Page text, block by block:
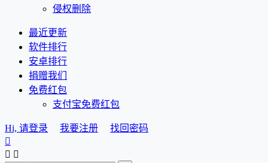
侵权删除
最近更新
软件排行
安卓排行
捐赠我们
免费红包
支付宝免费红包
Hi, 请登录 我要注册
找回密码

 